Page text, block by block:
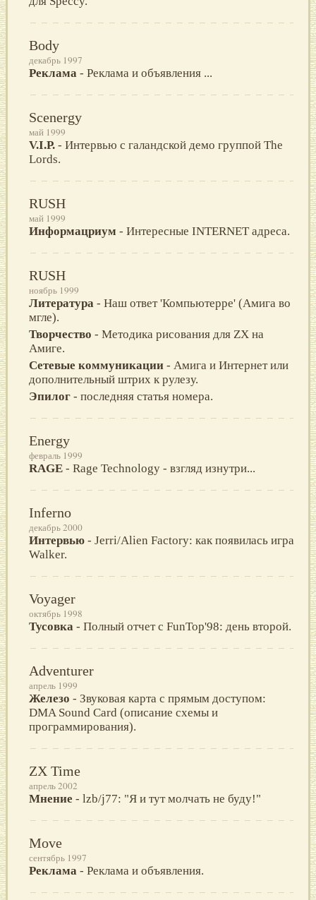
Body
декабрь 1997
Реклама - Реклама и объявления ...
Scenergy
май 1999
V.I.P. - Интервью с галандской демо группой The
Lords.
RUSH
май 1999
Информацриум - Интересные INTERNET адреса.
RUSH
ноябрь 1999
Литература - Наш ответ 'Компьютерре' (Амига во
мгле).
Творчество - Методика рисования для ZX на
Амиге.
Сетевые коммуникации - Амига и Интернет или
дополнительный штрих к рулезу.
Эпилог - последняя статья номера.
Energy
февраль 1999
RAGE - Rage Technology - взгляд изнутри...
Inferno
декабрь 2000
Интервью - Jerri/Alien Factory: как появилась игра
Walker.
Voyager
октябрь 1998
Тусовка - Полный отчет с FunTop'98: день второй.
Adventurer
апрель 1999
Железо - Звуковая карта с прямым доступом:
DMA Sound Card (описание схемы и
программирования).
ZX Time
апрель 2002
Мнение - lzb/j77: "Я и тут молчать не буду!"
Move
сентябрь 1997
Реклама - Реклама и объявления.